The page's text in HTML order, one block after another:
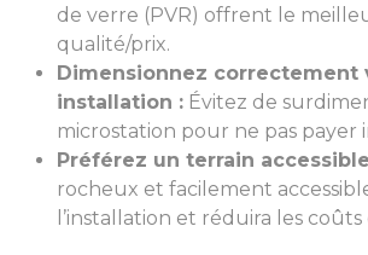
de verre (PVR) offrent le
qualité/prix.
Dimensionnez correctement
installation : Évitez de
microstation pour ne pas payer
Préférez un terrain
rocheux et facilement
l’installation et réduira les coûts